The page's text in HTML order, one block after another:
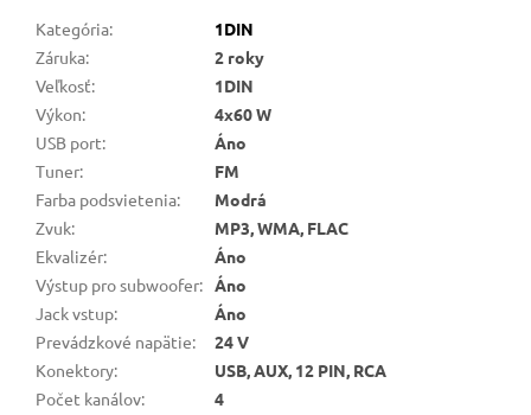
Kategória:
1DIN
Záruka:
2 roky
Veľkosť:
1DIN
Výkon:
4x60 W
USB port:
Áno
Tuner:
FM
Farba podsvietenia:
Modrá
Zvuk:
MP3, WMA, FLAC
Ekvalizér:
Áno
Výstup pro subwoofer: Áno
Jack vstup:
Áno
Prevádzkové napätie:
24 V
Konektory:
USB, AUX, 12 PIN, RCA
Počet kanálov:
4